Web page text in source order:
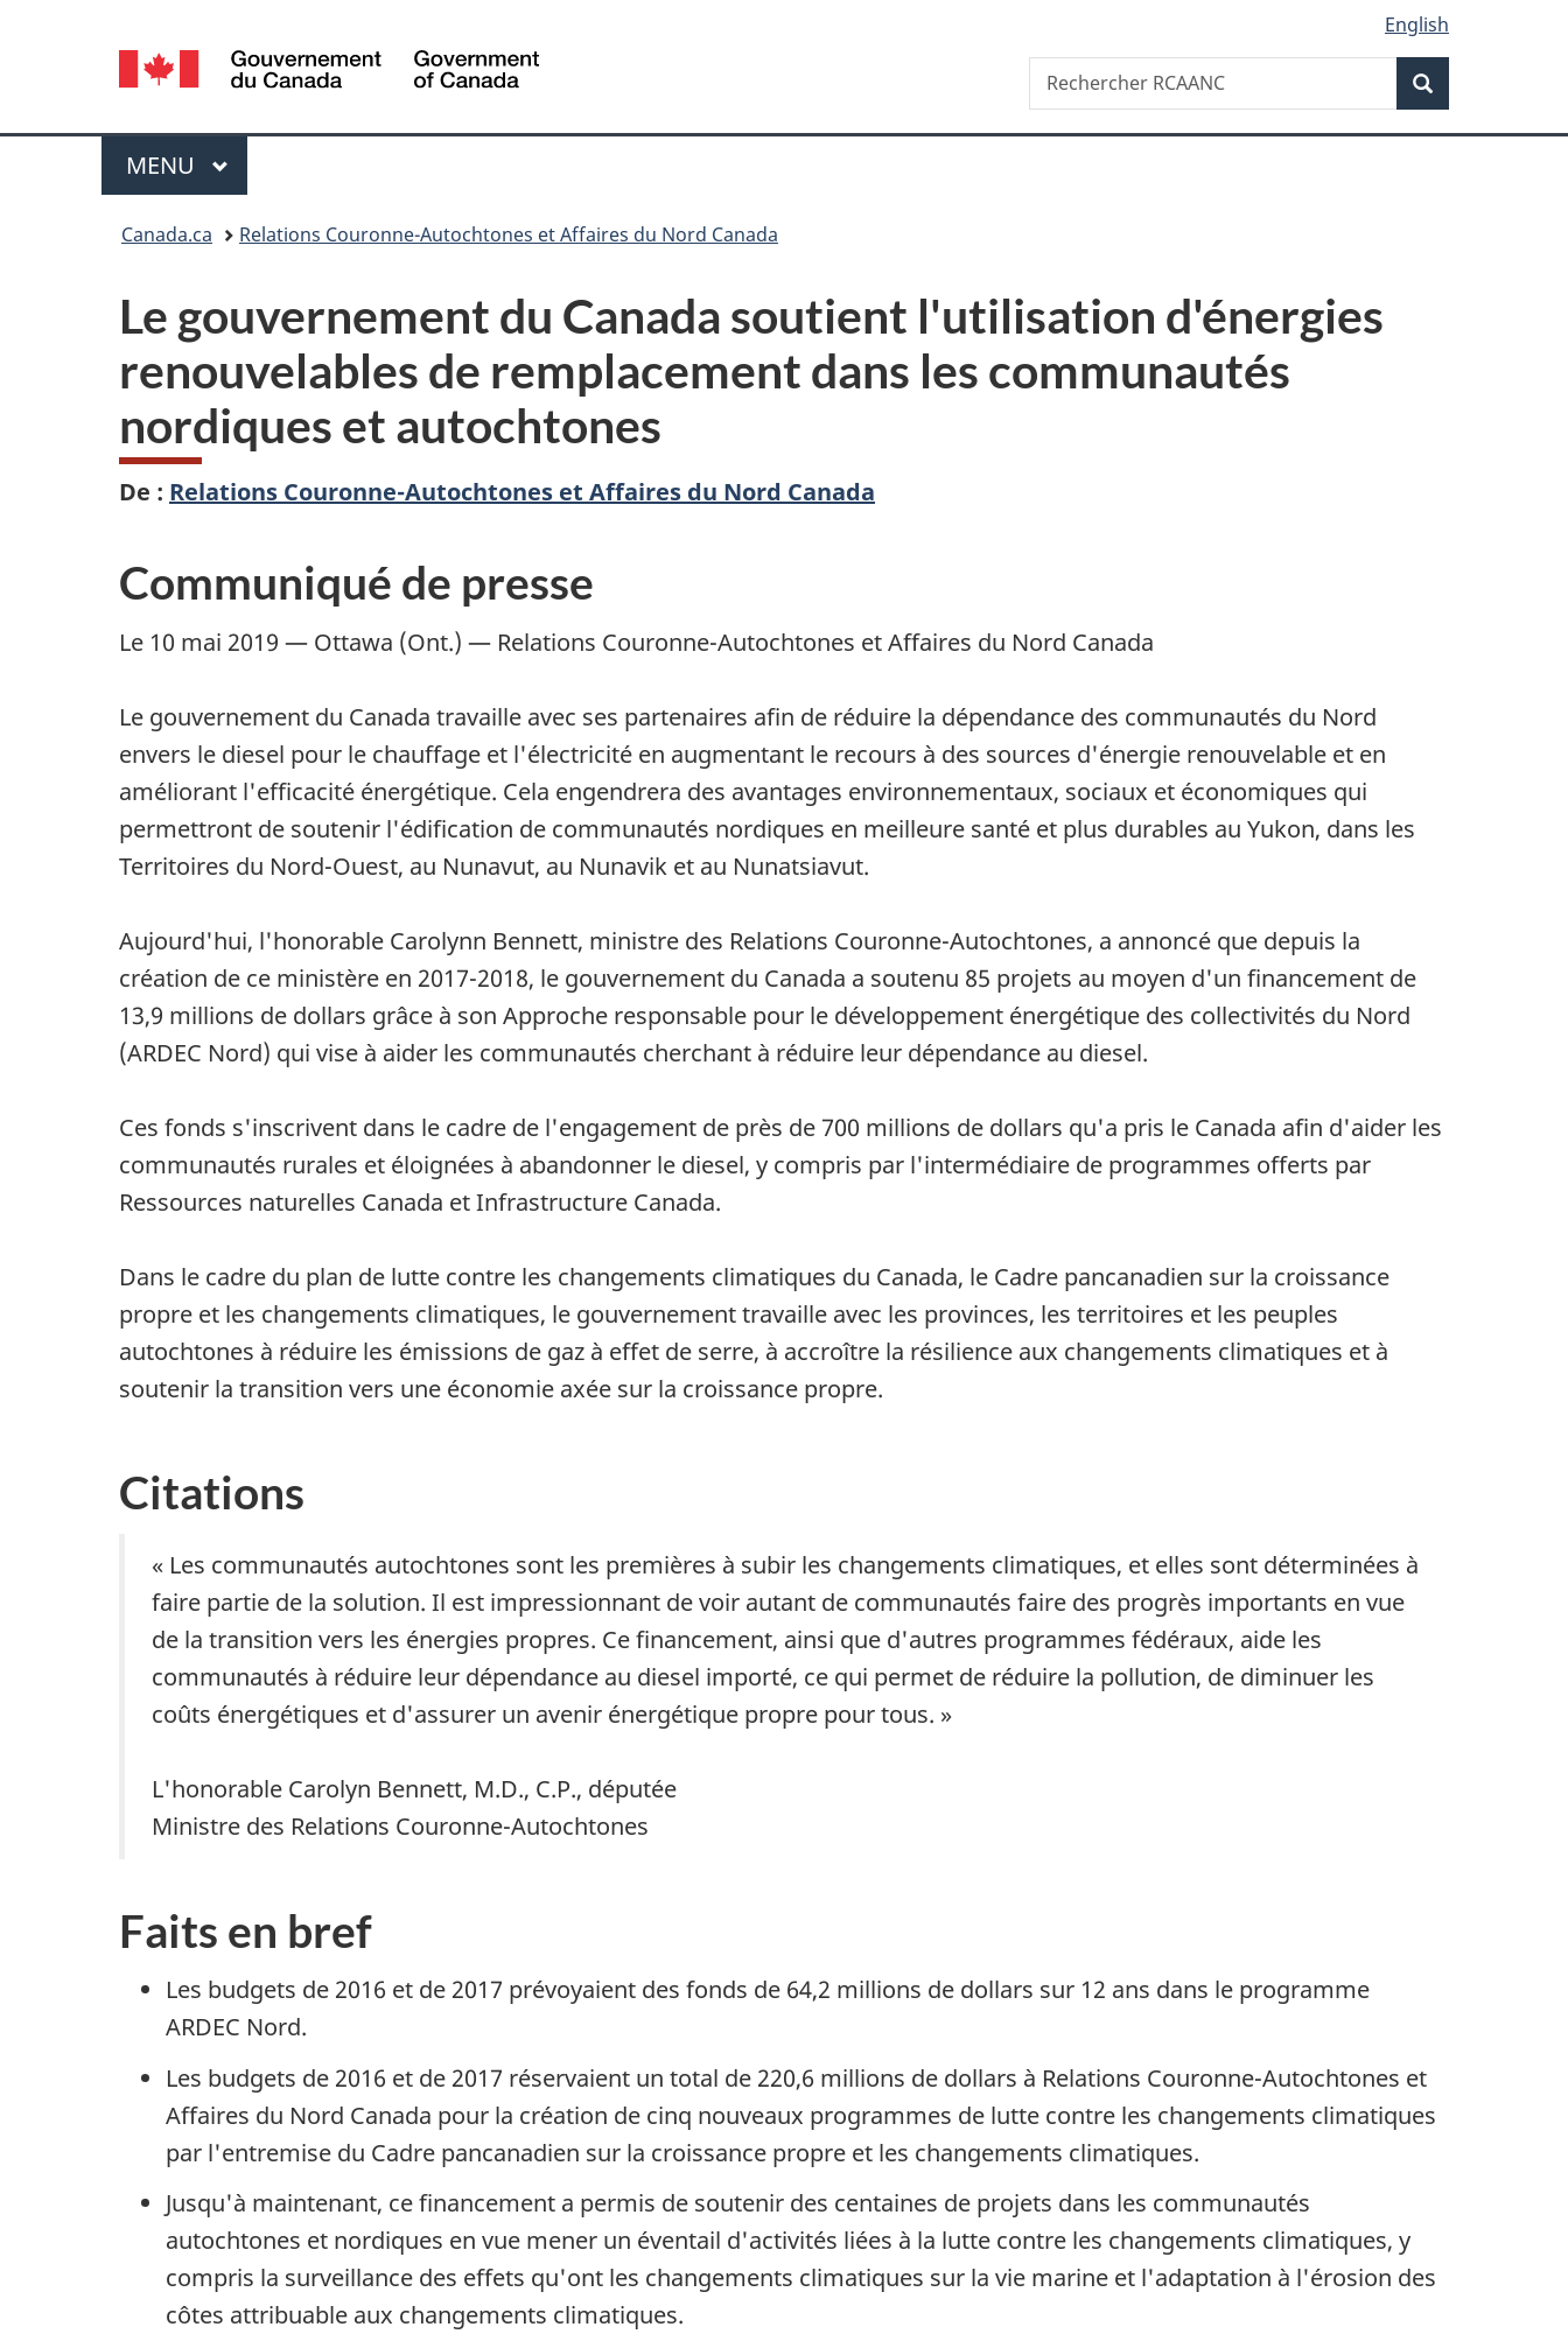
sujet
HTML
Sélection
de
la
langue
English
Canada
Recherche
Rechercher
RCAANC
Menu
MENU PRINCIPAL
Canada.ca Relations Couronne-Autochtones et Affaires du Nord Canada
Le gouvernement du Canada soutient l'utilisation d'énergies
renouvelables de remplacement dans les communautés
nordiques et autochtones
De : Relations Couronne-Autochtones et Affaires du Nord Canada
Communiqué de presse
Le 10 mai 2019 — Ottawa (Ont.) — Relations Couronne-Autochtones et Affaires du Nord Canada
Le gouvernement du Canada travaille avec ses partenaires afin de réduire la dépendance des communautés du Nord
envers le diesel pour le chauffage et l'électricité en augmentant le recours à des sources d'énergie renouvelable et en
améliorant l'efficacité énergétique. Cela engendrera des avantages environnementaux, sociaux et économiques qui
permettront de soutenir l'édification de communautés nordiques en meilleure santé et plus durables au Yukon, dans les
Territoires du Nord-Ouest, au Nunavut, au Nunavik et au Nunatsiavut.
Aujourd'hui, l'honorable Carolynn Bennett, ministre des Relations Couronne-Autochtones, a annoncé que depuis la
création de ce ministère en 2017-2018, le gouvernement du Canada a soutenu 85 projets au moyen d'un financement de
13,9 millions de dollars grâce à son Approche responsable pour le développement énergétique des collectivités du Nord
(ARDEC Nord) qui vise à aider les communautés cherchant à réduire leur dépendance au diesel.
Ces fonds s'inscrivent dans le cadre de l'engagement de près de 700 millions de dollars qu'a pris le Canada afin d'aider les
communautés rurales et éloignées à abandonner le diesel, y compris par l'intermédiaire de programmes offerts par
Ressources naturelles Canada et Infrastructure Canada.
Dans le cadre du plan de lutte contre les changements climatiques du Canada, le Cadre pancanadien sur la croissance
propre et les changements climatiques, le gouvernement travaille avec les provinces, les territoires et les peuples
autochtones à réduire les émissions de gaz à effet de serre, à accroître la résilience aux changements climatiques et à
soutenir la transition vers une économie axée sur la croissance propre.
Citations
« Les communautés autochtones sont les premières à subir les changements climatiques, et elles sont déterminées à
faire partie de la solution. Il est impressionnant de voir autant de communautés faire des progrès importants en vue
de la transition vers les énergies propres. Ce financement, ainsi que d'autres programmes fédéraux, aide les
communautés à réduire leur dépendance au diesel importé, ce qui permet de réduire la pollution, de diminuer les
coûts énergétiques et d'assurer un avenir énergétique propre pour tous. »
L'honorable Carolyn Bennett, M.D., C.P., députée
Ministre des Relations Couronne-Autochtones
Faits en bref
Les budgets de 2016 et de 2017 prévoyaient des fonds de 64,2 millions de dollars sur 12 ans dans le programme
ARDEC Nord.
Les budgets de 2016 et de 2017 réservaient un total de 220,6 millions de dollars à Relations Couronne-Autochtones et
Affaires du Nord Canada pour la création de cinq nouveaux programmes de lutte contre les changements climatiques
par l'entremise du Cadre pancanadien sur la croissance propre et les changements climatiques.
Jusqu'à maintenant, ce financement a permis de soutenir des centaines de projets dans les communautés
autochtones et nordiques en vue mener un éventail d'activités liées à la lutte contre les changements climatiques, y
compris la surveillance des effets qu'ont les changements climatiques sur la vie marine et l'adaptation à l'érosion des
côtes attribuable aux changements climatiques.